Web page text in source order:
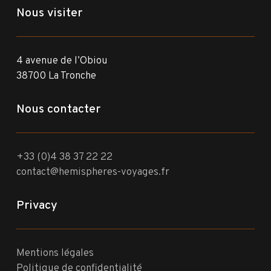
Nous visiter
4 avenue de l’Obiou
38700 La Tronche
Nous contacter
+33 (0)4 38 37 22 22
contact@hemispheres-voyages.fr
Privacy
Mentions légales